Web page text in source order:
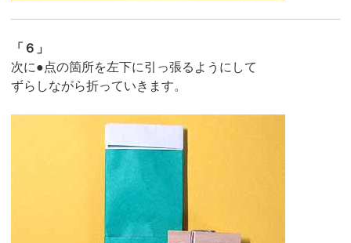
「６」
次に●点の箇所を左下に引っ張るようにして
ずらしながら折っていきます。